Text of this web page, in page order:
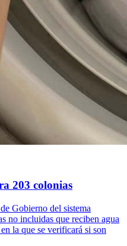
203 colonias
Gobierno del sistema
no incluidas que reciben agua
la que se verificará si son